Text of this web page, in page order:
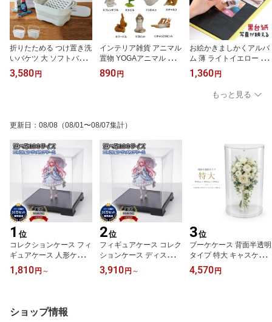
折りたためる つけ置き洗
いバケツ 大 ソフトバス
ケット 蓋つき 洗濯板付
き 吊り下げフック 水抜
おしゃれ コンパクト 軽
量 ホワイト グレー 落と
し蓋
3,580 円
インテリア雑貨 アニマル
置物 YOGAアニマル 全1
1種（ぶた ハリネズミ ひ
つじ きつね 犬 カエル 猫
ドル
890 円
お絵かきましかくアルバ
ム 薄 ライトイエロー 写
真168枚収納可能 表紙に
絵が描ける 大容量 まし
かくサイズ スクエア判
写真 大量 整理 ベビー 赤
1,360 円
もっと見る
更新日 ： 08/08 （08/01〜08/07集計）
1 位
コレクションケース フィ
ギュアケース 人形ケース
ディスプレイケース 幅2
1cm 奥行21cm 高さ 21c
m/60cm フェアリーラン
ドケース 卓上 透明 ホビ
1,810 円 ～
2位
フィギュアケース コレク
ションケース ディスプレ
イケース 人形ケース フ
ェアリーランド ケース
3,910 円 ～
3位
ブーケケース 背面半透明
タイプ 特大 キャスケー
ドブーケケース ウェディ
ングブーケケース ブライ
4,570 円
ショップ情報